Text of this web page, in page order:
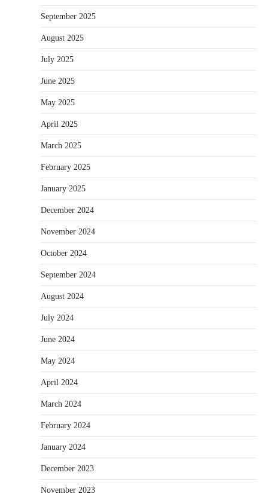
September 2025
August 2025
July 2025
June 2025
May 2025
April 2025
March 2025
February 2025
January 2025
December 2024
November 2024
October 2024
September 2024
August 2024
July 2024
June 2024
May 2024
April 2024
March 2024
February 2024
January 2024
December 2023
November 2023